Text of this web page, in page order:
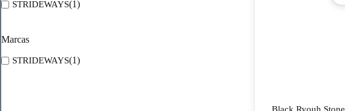
STRIDEWAYS(1)
Marcas
STRIDEWAYS(1)